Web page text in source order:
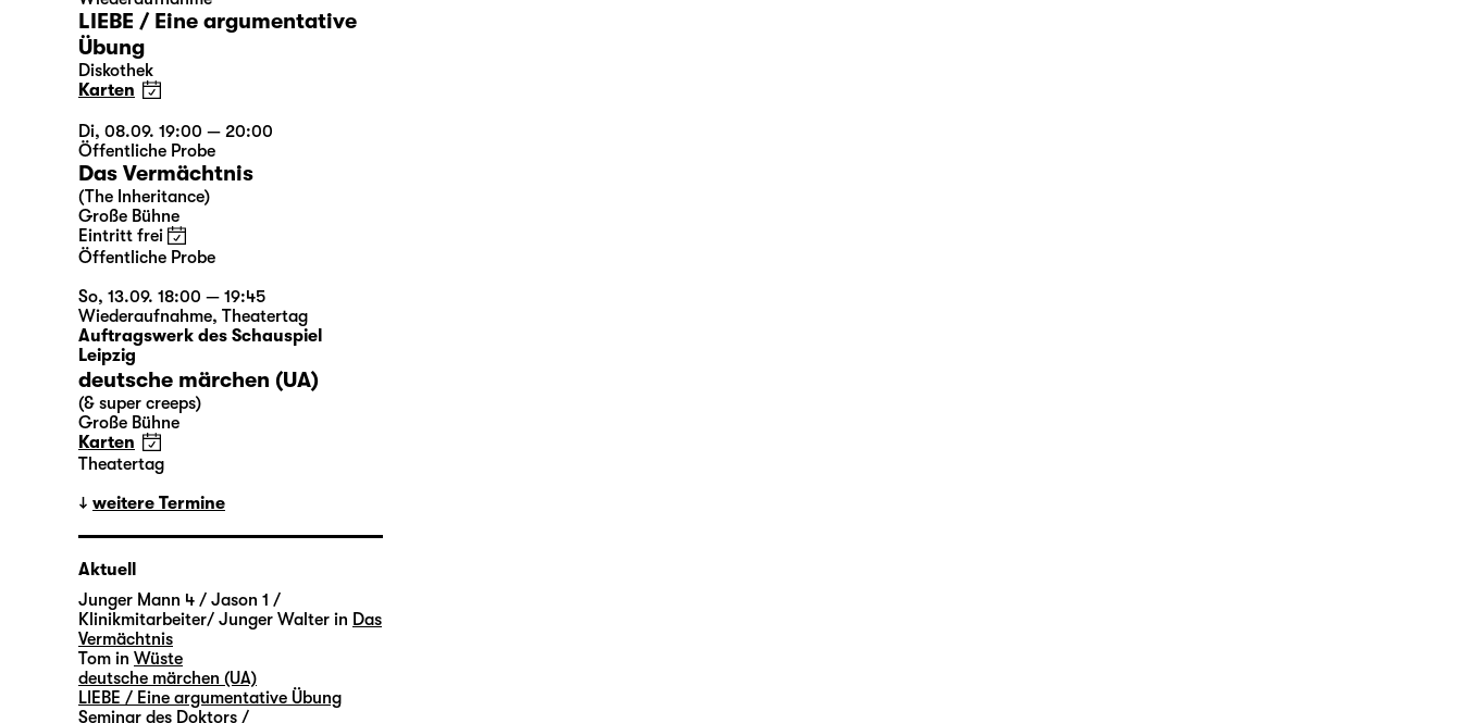
LIEBE / Eine argumentative
Übung
Diskothek
Karten
Di, 08.09. 19:00 — 20:00
Öffentliche Probe
Das Vermächtnis
(The Inheritance)
Große Bühne
Eintritt frei
Öffentliche Probe
So, 13.09. 18:00 — 19:45
Wiederaufnahme, Theatertag
Auftragswerk des Schauspiel
Leipzig
deutsche märchen (UA)
(& super creeps)
Große Bühne
Karten
Theatertag
weitere Termine
Aktuell
Junger Mann 4 / Jason 1 /
Klinikmitarbeiter/ Junger Walter in Das
Vermächtnis
Tom in Wüste
deutsche märchen (UA)
LIEBE / Eine argumentative Übung
Seminar des Doktors /